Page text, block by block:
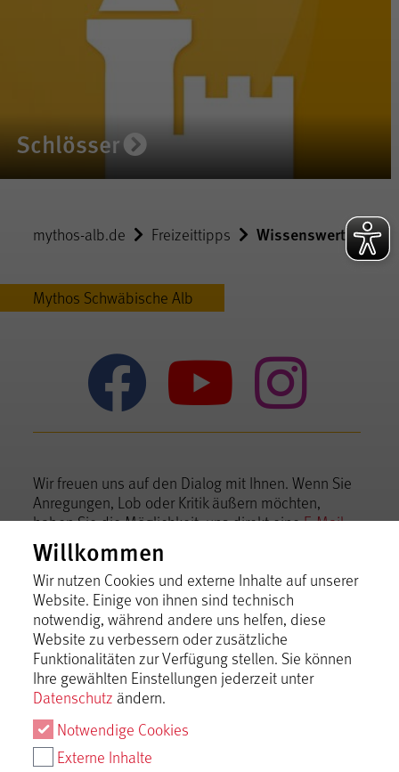
Schlösser
mythos-alb.de Freizeittipps Wissenswertes
Mythos Schwäbische Alb
Mythos
Wir freuen uns auf den Dialog mit Ihnen. Wenn Sie
Anregungen, Lob oder Kritik äußern möchten,
haben Sie die Möglichkeit, uns direkt eineE-Mail
zu schreiben.
Tourismusgemeinschaft Mythos Schwäbische
Alb im Landkreis Reutlingen e.V.
Bismarckstraße 21, 72574 Bad Urach
Telefon +49 7125 15060-0,info@mythos-alb.de
Willkommen
Wir nutzen Cookies und externe Inhalte auf unserer
Website. Einige von ihnen sind technisch
notwendig, während andere uns helfen, diese
Website zu verbessern oder zusätzliche
Funktionalitäten zur Verfügung stellen. Sie können
Ihre gewählten Einstellungen jederzeit unter
Datenschutz ändern.
Notwendige Cookies
Externe Inhalte